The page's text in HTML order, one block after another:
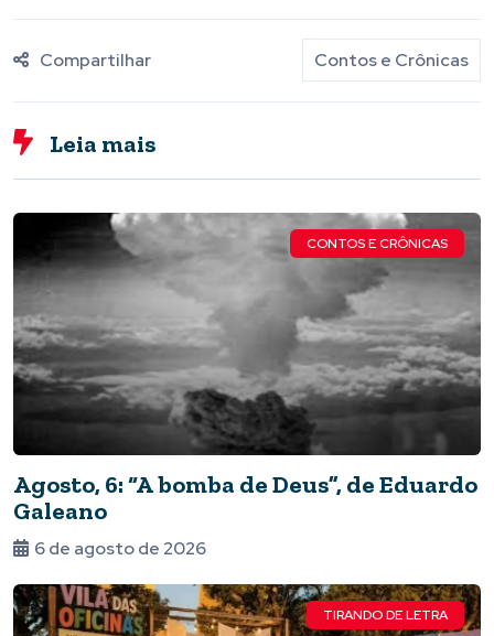
Compartilhar Contos e Crônicas
Leia mais
CONTOS E CRÔNICAS
Agosto, 6: “A bomba de Deus”, de Eduardo
Galeano
6 de agosto de 2026
TIRANDO DE LETRA